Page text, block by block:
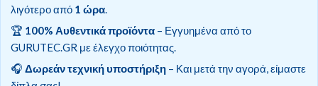
λιγότερο από 1 ώρα.
🏆 100% Αυθεντικά προϊόντα – Εγγυημένα από το
GURUTEC.GR με έλεγχο ποιότητας.
🎧 Δωρεάν τεχνική υποστήριξη – Και μετά την αγορά, είμαστε